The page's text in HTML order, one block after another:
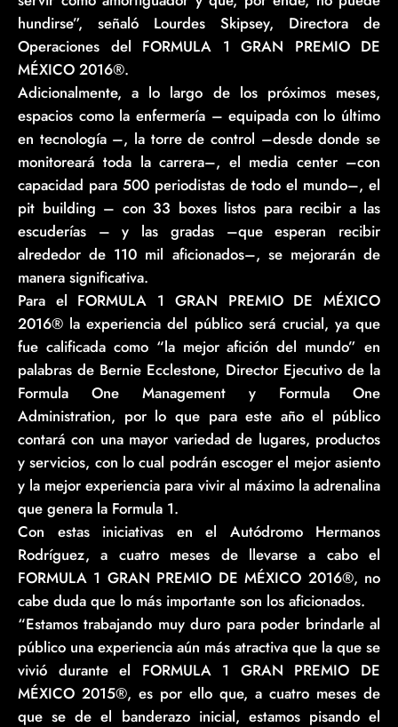
hundirse”, señaló Lourdes Skipsey, Directora de
Operaciones del FORMULA 1 GRAN PREMIO DE
MÉXICO 2016®.
Adicionalmente, a lo largo de los próximos meses,
espacios como la enfermería – equipada con lo último
en tecnología –, la torre de control –desde donde se
monitoreará toda la carrera–, el media center –con
capacidad para 500 periodistas de todo el mundo–, el
pit building – con 33 boxes listos para recibir a las
escuderías – y las gradas –que esperan recibir
alrededor de 110 mil aficionados–, se mejorarán de
manera significativa.
Para el FORMULA 1 GRAN PREMIO DE MÉXICO
2016® la experiencia del público será crucial, ya que
fue calificada como “la mejor afición del mundo” en
palabras de Bernie Ecclestone, Director Ejecutivo de la
Formula One Management y Formula One
Administration, por lo que para este año el público
contará con una mayor variedad de lugares, productos
y servicios, con lo cual podrán escoger el mejor asiento
y la mejor experiencia para vivir al máximo la adrenalina
que genera la Formula 1.
Con estas iniciativas en el Autódromo Hermanos
Rodríguez, a cuatro meses de llevarse a cabo el
FORMULA 1 GRAN PREMIO DE MÉXICO 2016®, no
cabe duda que lo más importante son los aficionados.
“Estamos trabajando muy duro para poder brindarle al
público una experiencia aún más atractiva que la que se
vivió durante el FORMULA 1 GRAN PREMIO DE
MÉXICO 2015®, es por ello que, a cuatro meses de
que se de el banderazo inicial, estamos pisando el